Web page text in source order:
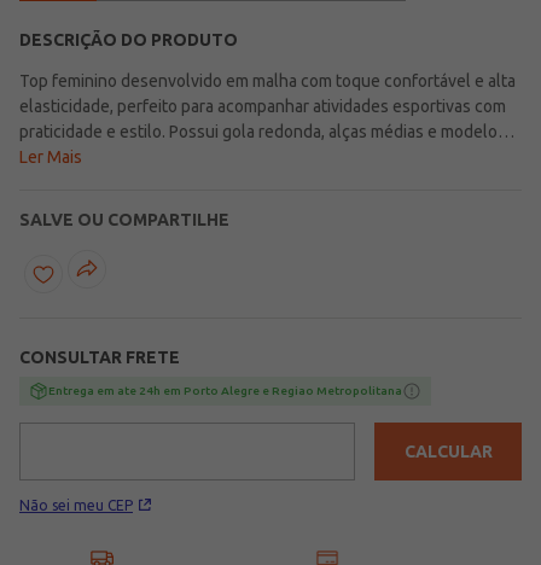
DESCRIÇÃO DO PRODUTO
Top feminino desenvolvido em malha com toque confortável e alta
elasticidade, perfeito para acompanhar atividades esportivas com
praticidade e estilo. Possui gola redonda, alças médias e modelo
nadador que garantem melhor sustentação e liberdade de
preferências e momentos da rotina esportiva. Uma peça moderna e
funcional, ideal para compor looks esportivos confortáveis e cheios
de estilo para treinos e atividades do dia a dia!\n\nTecido:
Ler Mais
SALVE OU COMPARTILHE
CONSULTAR FRETE
Entrega em ate 24h em Porto Alegre e Regiao Metropolitana
Não sei meu CEP
CALCULAR